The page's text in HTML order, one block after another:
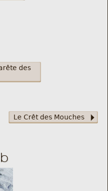
des
Le Crêt des Mouches